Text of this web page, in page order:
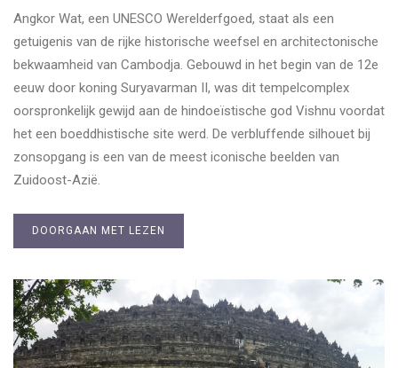
Angkor Wat, een UNESCO Werelderfgoed, staat als een
getuigenis van de rijke historische weefsel en architectonische
bekwaamheid van Cambodja. Gebouwd in het begin van de 12e
eeuw door koning Suryavarman II, was dit tempelcomplex
oorspronkelijk gewijd aan de hindoeïstische god Vishnu voordat
het een boeddhistische site werd. De verbluffende silhouet bij
zonsopgang is een van de meest iconische beelden van
Zuidoost-Azië.
DOORGAAN MET LEZEN